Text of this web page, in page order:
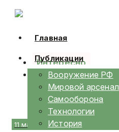
Skip
Главная
Публикации
Вооружение РФ
Мировой арсенал
Самооборона
Технологии
История
Интересно
Календарь
11 марта, 2026